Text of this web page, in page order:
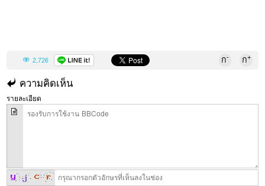
2,726 ก- ก+
ความคิดเห็น
รายละเอียด